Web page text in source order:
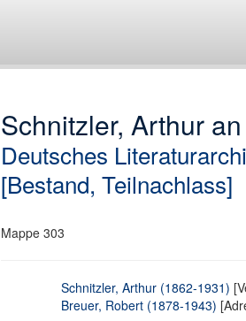
Schnitzler, Arthur
Deutsches
[Bestand, Teilnachlass]
Mappe 303
Schnitzler, Arthur (1862-1931)
Breuer, Robert (1878-1943)